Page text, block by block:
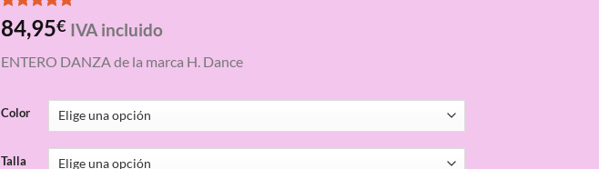
Valorado
con5.00
base a
3
84,95€ IVA incluido
ENTERO DANZA de la marca H. Dance
Color
Talla